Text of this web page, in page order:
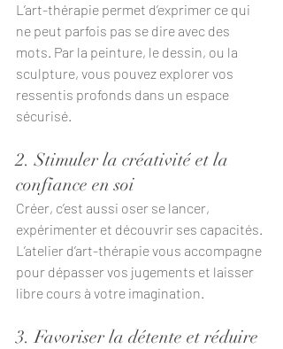
L’art-thérapie permet d’exprimer ce qui
ne peut parfois pas se dire avec des
mots. Par la peinture, le dessin, ou la
sculpture, vous pouvez explorer vos
ressentis profonds dans un espace
sécurisé.
2. Stimuler la créativité et la
confiance en soi
Créer, c’est aussi oser se lancer,
expérimenter et découvrir ses capacités.
L’atelier d’art-thérapie vous accompagne
pour dépasser vos jugements et laisser
libre cours à votre imagination.
3. Favoriser la détente et réduire